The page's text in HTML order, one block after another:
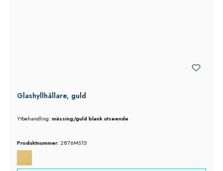
Glashyllhållare, guld
Ytbehandling:mässing/guld blank utseende
Produktnummer: 2876MS15